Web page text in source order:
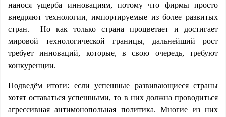
нанося ущерба инновациям, потому что фирмы просто
внедряют технологии, импортируемые из более развитых
стран. Но как только страна процветает и достигает
мировой технологической границы, дальнейший рост
требует инноваций, которые, в свою очередь, требуют
конкуренции.
Подведём итоги: если успешные развивающиеся страны
хотят оставаться успешными, то в них должна проводиться
агрессивная антимонопольная политика. Многие из них